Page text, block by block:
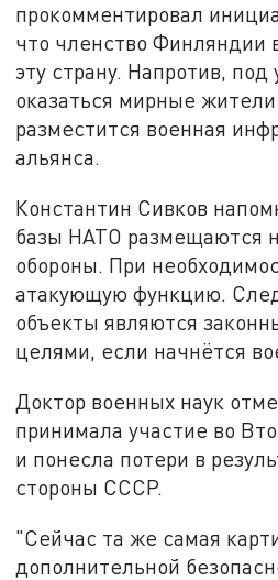
прокомментировал
что членство Финляндии
эту страну. Напротив, под
оказаться мирные жители
разместится военная
альянса.
Константин Сивков
базы НАТО размещаются
обороны. При
атакующую функцию.
объекты являются
целями, если начнётся
Доктор военных наук
принимала участие во
и понесла потери в
стороны СССР.
"Сейчас та же самая
дополнительной